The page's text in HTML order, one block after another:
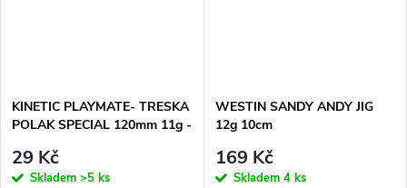
KINETIC PLAYMATE- TRESKA
POLAK SPECIAL 120mm 11g -
29 Kč
Skladem >5 ks
WESTIN SANDY ANDY JIG
12g 10cm
169 Kč
Skladem 4 ks